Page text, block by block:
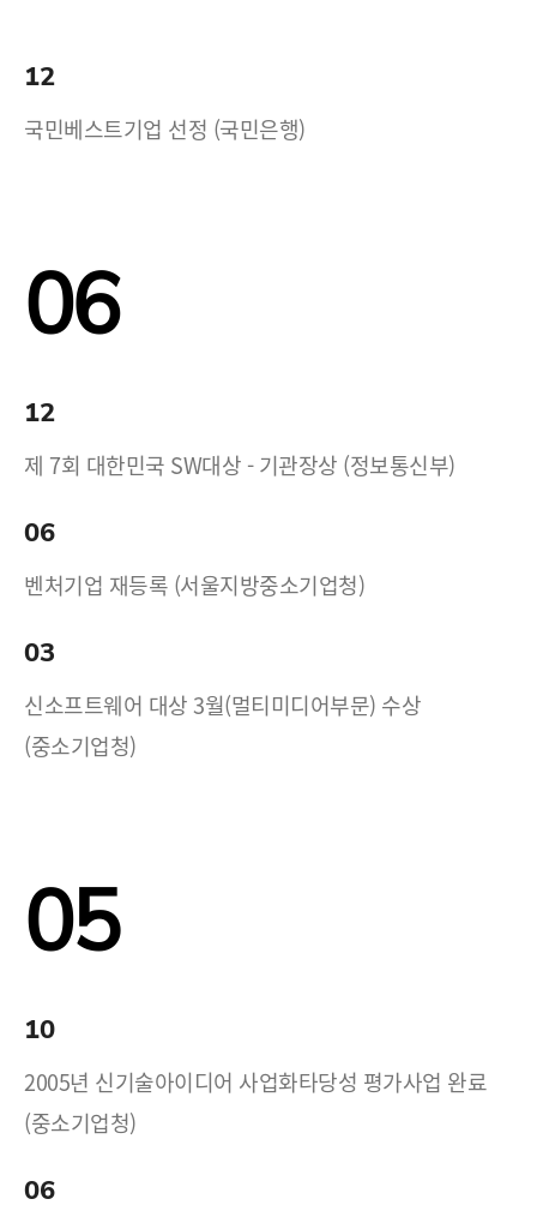
12
국민베스트기업 선정 (국민은행)
06
12
제 7회 대한민국 SW대상 - 기관장상 (정보통신부)
06
벤처기업 재등록 (서울지방중소기업청)
03
신소프트웨어 대상 3월(멀티미디어부문) 수상
(중소기업청)
05
10
2005년 신기술아이디어 사업화타당성 평가사업 완료
(중소기업청)
06